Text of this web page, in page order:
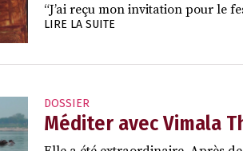
“J’ai reçu mon invitation pour le
LIRE LA SUITE
DOSSIER
Méditer avec Vimala